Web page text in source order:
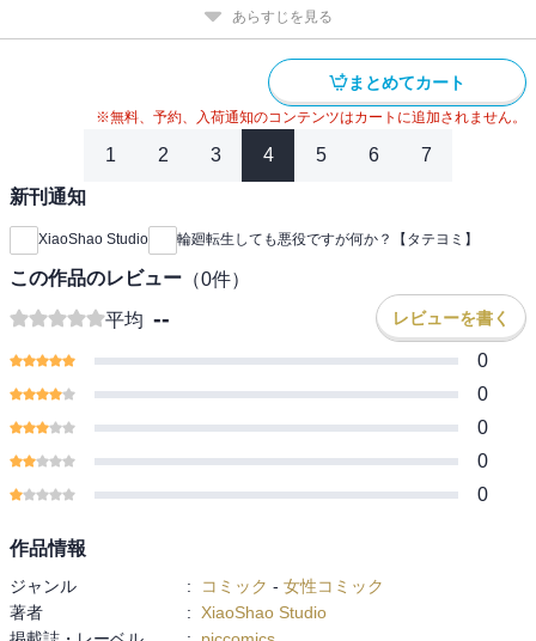
あらすじを見る
まとめてカート
※無料、予約、入荷通知のコンテンツはカートに追加されません。
1 2 3 4 5 6 7
新刊通知
XiaoShao Studio 輪廻転生しても悪役ですが何か？【タテヨミ】
この作品のレビュー （0件）
平均 -- レビューを書く
0
0
0
0
0
作品情報
ジャンル : コミック - 女性コミック
著者
:
XiaoShao Studio